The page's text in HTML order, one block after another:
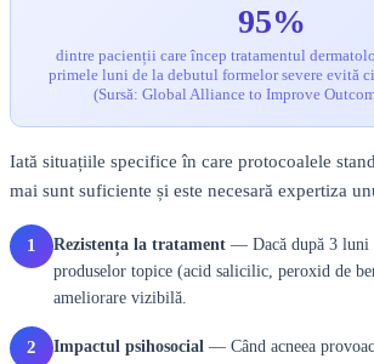
95%
dintre pacienții care încep tratamentul
primele luni de la debutul formelor severe evită
(Sursă: Global Alliance to Improve
Iată situațiile specifice în care protocoalele
mai sunt suficiente și este necesară expertiza
1 Rezistența la tratament — Dacă după 3 luni
produselor topice (acid salicilic, peroxid de
ameliorare vizibilă.
2 Impactul psihosocial — Când acneea